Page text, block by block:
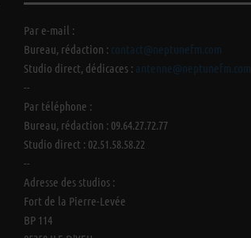
Par e-mail :
Bureau, rédaction : contact@neptunefm.com
Studio direct, dédicaces : antenne@neptunefm.com
--
Par téléphone :
Bureau, rédaction : 09.64.27.72.77
Studio direct : 02.51.58.58.22
--
Adresse des studios :
Fort de la Pierre-Levée
BP 114